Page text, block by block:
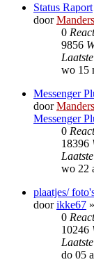
Status Raport
door
0
9856
wo 15
Messenger
door
Messenger
0
18396
wo 22
plaatjes/
doorikke67 »
0
10246
do 05